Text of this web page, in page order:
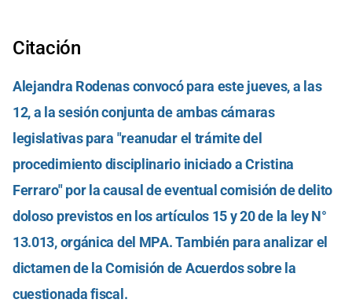
Citación
Alejandra Rodenas convocó para este jueves, a las
12, a la sesión conjunta de ambas cámaras
legislativas para "reanudar el trámite del
procedimiento disciplinario iniciado a Cristina
Ferraro" por la causal de eventual comisión de delito
doloso previstos en los artículos 15 y 20 de la ley N°
13.013, orgánica del MPA. También para analizar el
dictamen de la Comisión de Acuerdos sobre la
cuestionada fiscal.